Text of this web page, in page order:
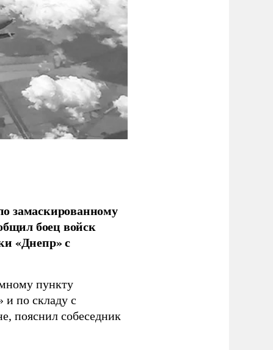
замаскированному
боец войск
«Днепр» с
пункту
по складу с
пояснил собеседник